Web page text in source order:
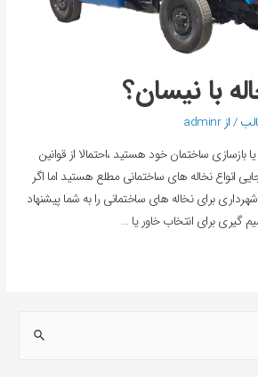
با نیسان؟
/ ازadminr
بازسازی ساختمان خود هستید ،احتمالا از قوانین
انواع نخاله های ساختمانی مطلع هستید اما اگر
برای نخاله های ساختمانی را به شما پیشنهاد
گیری برای انتخاب خاور یا …